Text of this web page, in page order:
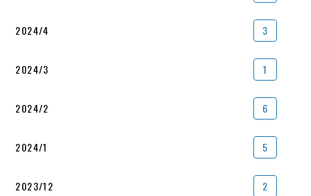
2024/4 3
2024/3 1
2024/2 6
2024/1 5
2023/12 2